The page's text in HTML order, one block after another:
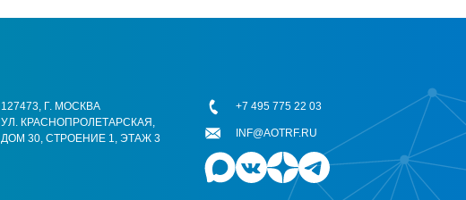
127473, Г. МОСКВА
УЛ. КРАСНОПРОЛЕТАРСКАЯ,
ДОМ 30, СТРОЕНИЕ 1, ЭТАЖ 3
+7 495 775 22 03
INF@AOTRF.RU